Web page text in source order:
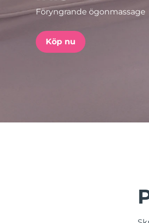
Föryngrande ögonmassage
Köp nu
issa™ Teeth Whitening Set
POPULÄR